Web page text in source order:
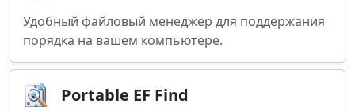
Удобный файловый менеджер для поддержания
порядка на вашем компьютере.
Portable EF Find